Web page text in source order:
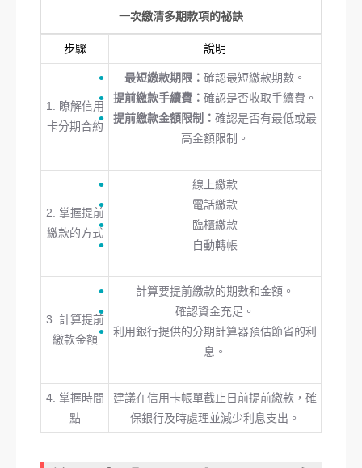
一次繳清多期款項的祕訣
步驟 說明
1. 瞭解信用
卡分期合約
最短繳款期限： 確認最短繳款期數。
提前繳款手續費： 確認是否收取手續費。
提前繳款金額限制： 確認是否有最低或最
高金額限制。
2. 掌握提前
繳款的方式
線上繳款
電話繳款
臨櫃繳款
自動轉帳
3. 計算提前
繳款金額
計算要提前繳款的期數和金額。
確認資金充足。
利用銀行提供的分期計算器預估節省的利
息。
4. 掌握時間
點
建議在信用卡帳單截止日前提前繳款，確
保銀行及時處理並減少利息支出。